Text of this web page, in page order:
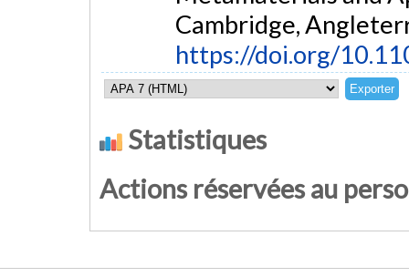
Cambridge,
https://doi.org/
Statistiques
Actions réservées au